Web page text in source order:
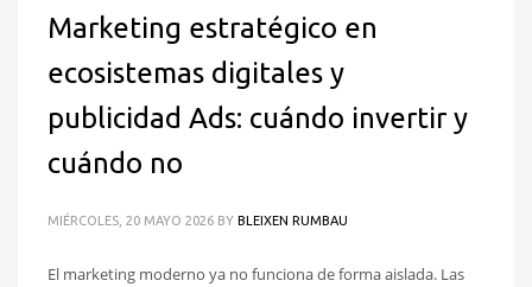
Marketing estratégico en
ecosistemas digitales y
publicidad Ads: cuándo invertir y
cuándo no
MIÉRCOLES, 20 MAYO 2026 BY BLEIXEN RUMBAU
El marketing moderno ya no funciona de forma aislada. Las